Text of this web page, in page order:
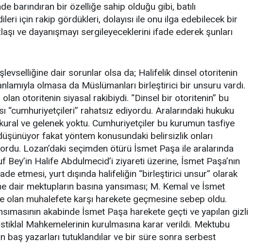
barındıran bir özelliğe sahip olduğu gibi, batılı
için rakip gördükleri, dolayısı ile onu ilga edebilecek bir
ve dayanışmayı sergileyeceklerini ifade ederek şunları
dair sorunlar olsa da; Halifelik dinsel otoritenin
olmasa da Müslümanları birleştirici bir unsuru vardı.
olan otoritenin siyasal rakibiydi. “Dinsel bir otoritenin” bu
“cumhuriyetçileri” rahatsız ediyordu. Aralarındaki hukuku
ve gelenek yoktu. Cumhuriyetçiler bu kurumun tasfiye
fakat yöntem konusundaki belirsizlik onları
Lozan’daki seçimden ötürü İsmet Paşa ile aralarında
Bey’in Halife Abdulmecid’i ziyareti üzerine, İsmet Paşa’nın
etmesi, yurt dışında halifeliğin “birleştirici unsur” olarak
dair mektupların basına yansıması; M. Kemal ve İsmet
olan muhalefete karşı harekete geçmesine sebep oldu.
akabinde İsmet Paşa harekete geçti ve yapılan gizli
Mahkemelerinin kurulmasına karar verildi. Mektubu
baş yazarları tutuklandılar ve bir süre sonra serbest